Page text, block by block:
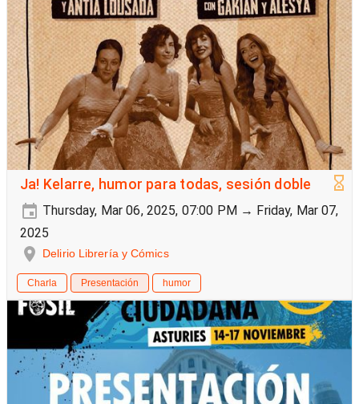
Ja! Kelarre, humor para todas, sesión doble
Thursday, Mar 06, 2025, 07:00 PM → Friday, Mar 07,
2025
Delirio Librería y Cómics
Charla Presentación humor